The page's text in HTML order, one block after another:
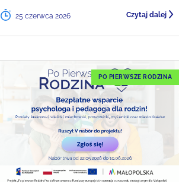
25 czerwca 2026 Czytaj dalej
PO PIERWSZE RODZINA